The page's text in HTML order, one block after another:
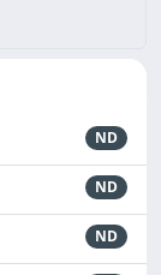
ND
ND
ND